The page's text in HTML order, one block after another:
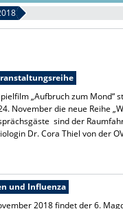
„Aufbruch zum Mond“
November die neue Reihe
sind der
Dr. Cora Thiel von der
und Influenza
2018 findet der 6.